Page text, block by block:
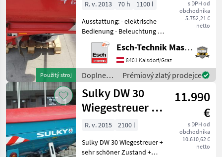
Použitý stroj
s DPH od
obchodníka
5.752,21 €
netto
R. v. 2013 70 h
1100 l
Ausstattung: - elektrische
Bedienung - Beleuchtung -
Randstreueinrichtung
rechts - Wiegesystem Fliegl
Die Maschine kann nach
Rücksprache in unserem
Vertrie
Esch-Technik Maschinenhandels GmbH, Vertriebszentrum Süd
8401 Kalsdorf/Graz
Doplnenie
živin a
polievanie
/
Kverneland
Prémiový zlatý prodejce
Sulky DW 30
Wiegestreuer +
GPS + STOP&GO
11.990
€
s DPH od
obchodníka
10.610,62 €
netto
R. v. 2015
2100 l
Sulky DW 30 Wiegestreuer +
sehr schöner Zustand +